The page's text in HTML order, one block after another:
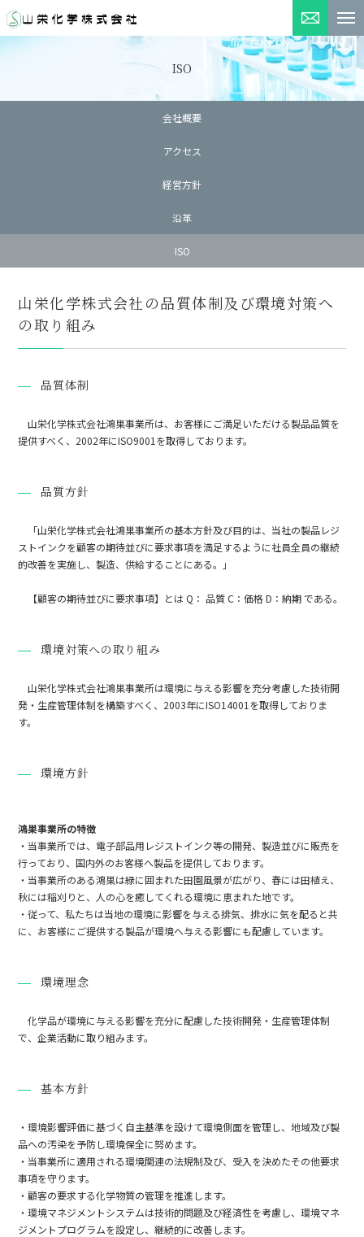
会社概要
アクセス
経営方針
沿革
ISO
ISO
山栄化学株式会社の品質体制及び環境対策へ
の取り組み
品質体制
山栄化学株式会社鴻巣事業所は、お客様にご満足いただける製品品質を
提供すべく、2002年にISO9001を取得しております。
品質方針
「山栄化学株式会社鴻巣事業所の基本方針及び目的は、当社の製品レジ
ストインクを顧客の期待並びに要求事項を満足するように社員全員の継続
的改善を実施し、製造、供給することにある。」
【顧客の期待並びに要求事項】とは Q： 品質 C：価格 D：納期 である。
環境対策への取り組み
山栄化学株式会社鴻巣事業所は環境に与える影響を充分考慮した技術開
発・生産管理体制を構築すべく、2003年にISO14001を取得しておりま
す。
環境方針
鴻巣事業所の特徴
・当事業所では、電子部品用レジストインク等の開発、製造並びに販売を
行っており、国内外のお客様へ製品を提供しております。
・当事業所のある鴻巣は緑に囲まれた田園風景が広がり、春には田植え、
秋には稲刈りと、人の心を癒してくれる環境に恵まれた地です。
・従って、私たちは当地の環境に影響を与える排気、排水に気を配ると共
に、お客様にご提供する製品が環境へ与える影響にも配慮しています。
環境理念
化学品が環境に与える影響を充分に配慮した技術開発・生産管理体制
で、企業活動に取り組みます。
基本方針
・環境影響評価に基づく自主基準を設けて環境側面を管理し、地域及び製
品への汚染を予防し環境保全に努めます。
・当事業所に適用される環境関連の法規制及び、受入を決めたその他要求
事項を守ります。
・顧客の要求する化学物質の管理を推進します。
・環境マネジメントシステムは技術的問題及び経済性を考慮し、環境マネ
ジメントプログラムを設定し、継続的に改善します。